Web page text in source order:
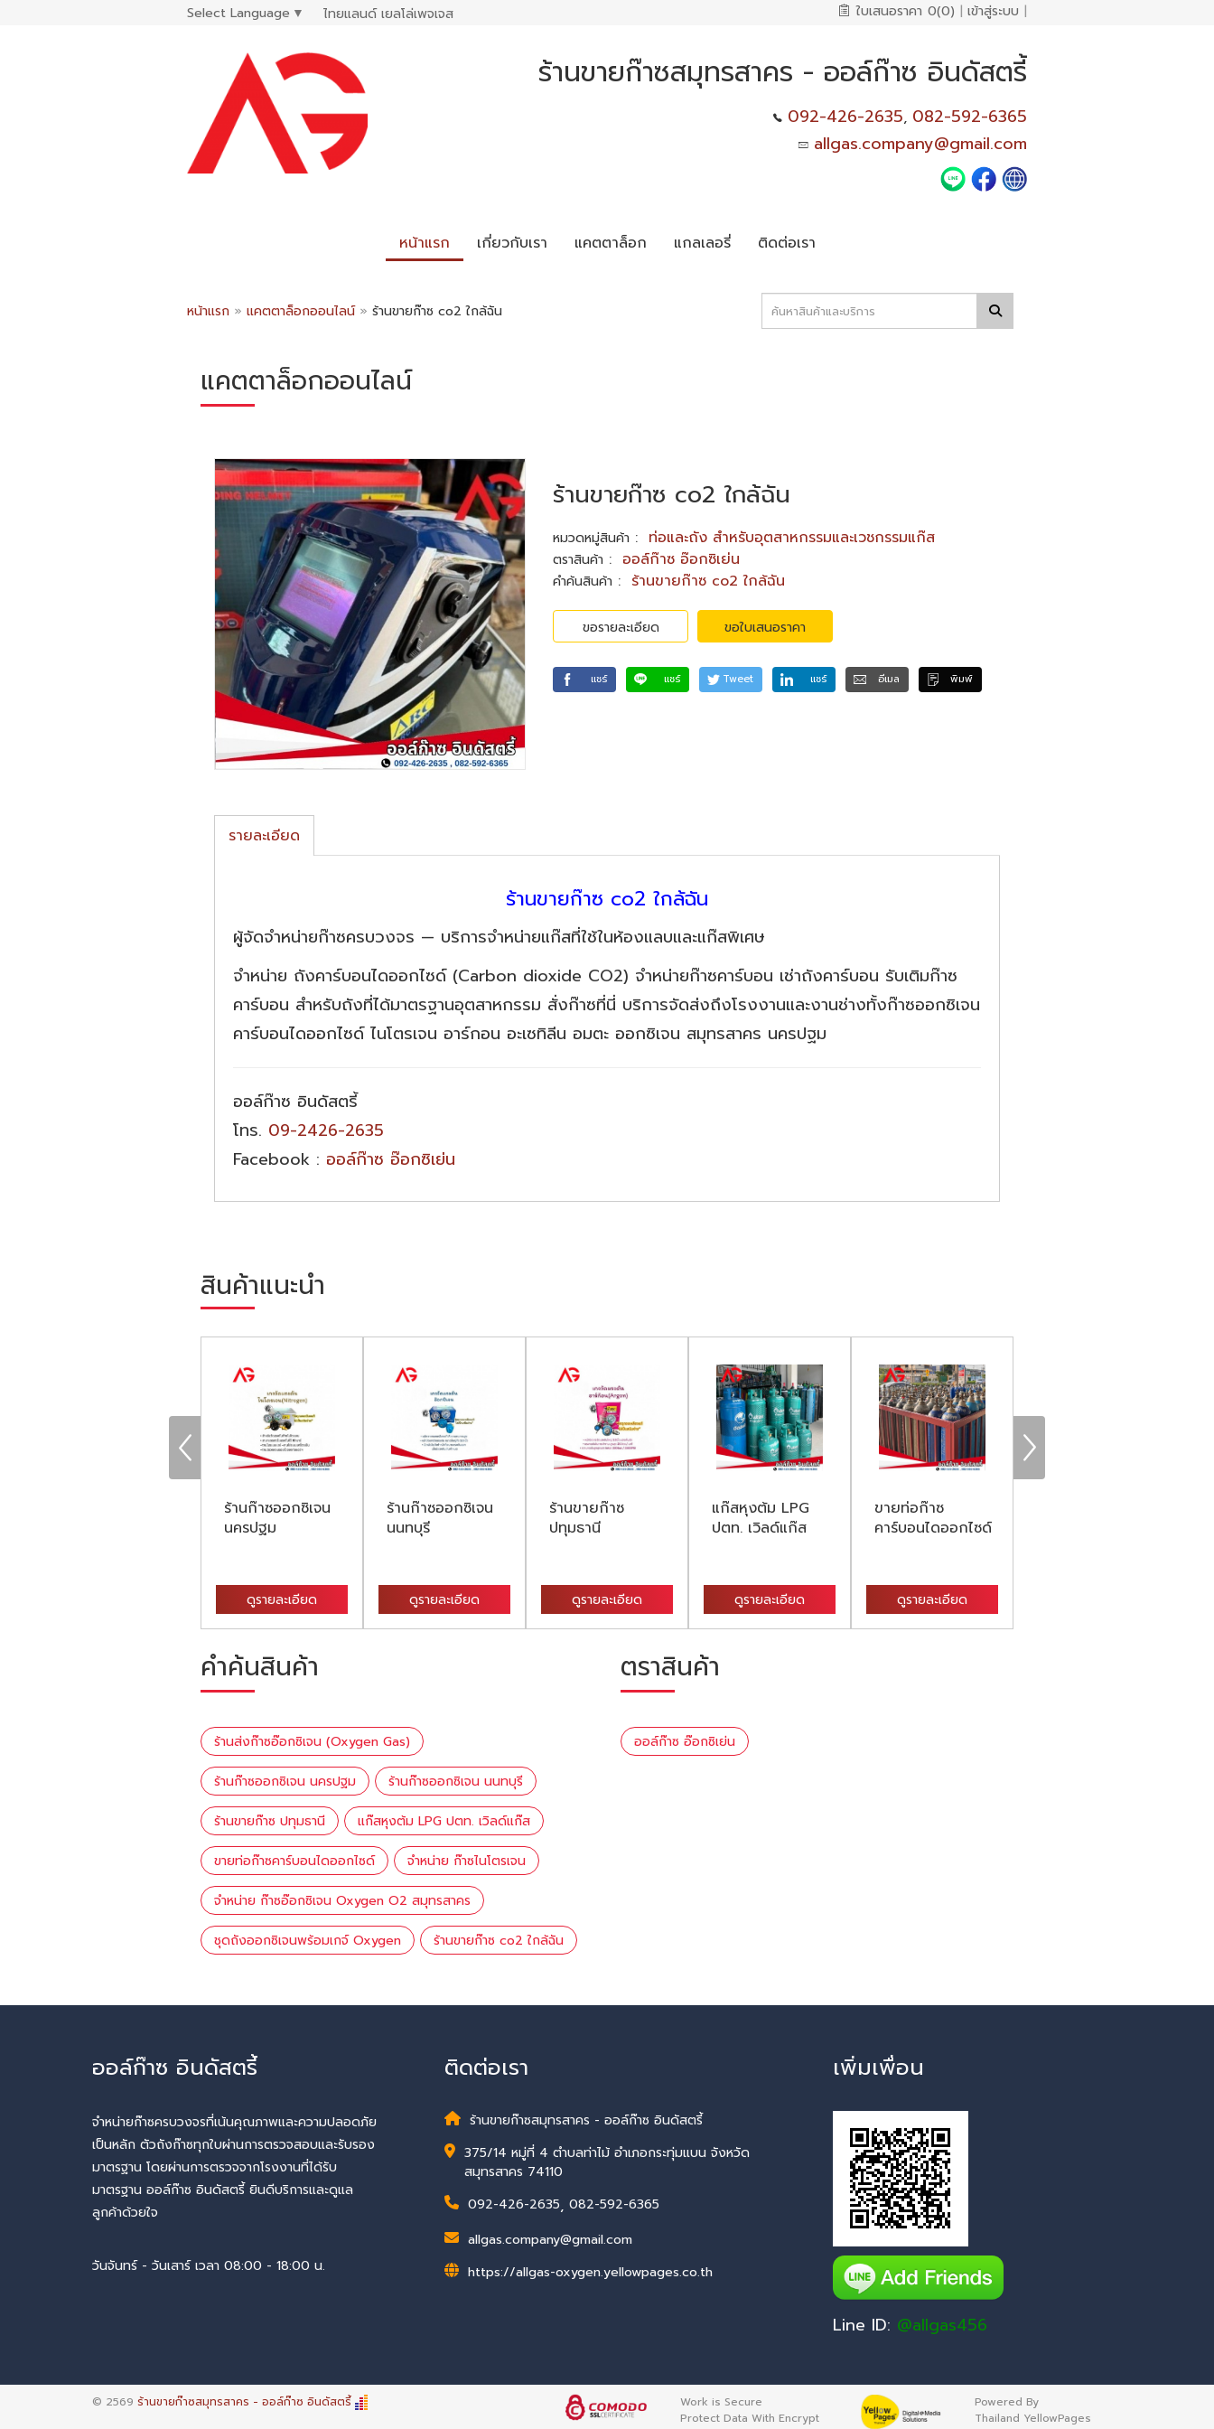
Select Language ▼ ไทยแลนด์ เยลโล่เพจเจส ใบเสนอราคา 0(0) | เข้าสู่ระบบ |
ร้านขายก๊าซสมุทรสาคร - ออล์ก๊าซ อินดัสตรี้
092-426-2635, 082-592-6365
allgas.company@gmail.com
หน้าแรก เกี่ยวกับเรา แคตตาล็อก แกลเลอรี่ ติดต่อเรา
หน้าแรก » แคตตาล็อกออนไลน์ » ร้านขายก๊าซ co2 ใกล้ฉัน
แคตตาล็อกออนไลน์
ร้านขายก๊าซ co2 ใกล้ฉัน
หมวดหมู่สินค้า : ท่อและถัง สำหรับอุตสาหกรรมและเวชกรรมแก๊ส
ตราสินค้า : ออล์ก๊าซ อ๊อกซิเย่น
คำค้นสินค้า : ร้านขายก๊าซ co2 ใกล้ฉัน
ขอรายละเอียด ขอใบเสนอราคา
แชร์ แชร์ Tweet แชร์ อีเมล พิมพ์
รายละเอียด
ร้านขายก๊าซ co2 ใกล้ฉัน
ผู้จัดจำหน่ายก๊าซครบวงจร — บริการจำหน่ายแก๊สที่ใช้ในห้องแลบและแก๊สพิเศษ
จำหน่าย ถังคาร์บอนไดออกไซด์ (Carbon dioxide CO2) จำหน่ายก๊าซคาร์บอน เช่าถังคาร์บอน รับเติมก๊าซ
คาร์บอน สำหรับถังที่ได้มาตรฐานอุตสาหกรรม สั่งก๊าซที่นี่ บริการจัดส่งถึงโรงงานและงานช่างทั้งก๊าซออกซิเจน
คาร์บอนไดออกไซด์ ไนโตรเจน อาร์กอน อะเซทิลีน อมตะ ออกซิเจน สมุทรสาคร นครปฐม
ออล์ก๊าซ อินดัสตรี้
โทร. 09-2426-2635
Facebook : ออล์ก๊าซ อ๊อกซิเย่น
สินค้าแนะนำ
ร้านก๊าซออกซิเจน
นครปฐม
ดูรายละเอียด
ร้านก๊าซออกซิเจน
นนทบุรี
ดูรายละเอียด
ร้านขายก๊าซ
ปทุมธานี
ดูรายละเอียด
แก๊สหุงต้ม LPG
ปตท. เวิลด์แก๊ส
ดูรายละเอียด
ขายท่อก๊าซ
คาร์บอนไดออกไซด์
ดูรายละเอียด
คำค้นสินค้า
ร้านส่งก๊าซอ๊อกซิเจน (Oxygen Gas)
ร้านก๊าซออกซิเจน นครปฐม ร้านก๊าซออกซิเจน นนทบุรี
ร้านขายก๊าซ ปทุมธานี แก๊สหุงต้ม LPG ปตท. เวิลด์แก๊ส
ขายท่อก๊าซคาร์บอนไดออกไซด์ จำหน่าย ก๊าซไนโตรเจน
จำหน่าย ก๊าซอ๊อกซิเจน Oxygen O2 สมุทรสาคร
ชุดถังออกซิเจนพร้อมเกจ์ Oxygen ร้านขายก๊าซ co2 ใกล้ฉัน
ตราสินค้า
ออล์ก๊าซ อ๊อกซิเย่น
ออล์ก๊าซ อินดัสตรี้
จำหน่ายก๊าซครบวงจรที่เน้นคุณภาพและความปลอดภัย
เป็นหลัก ตัวถังก๊าซทุกใบผ่านการตรวจสอบและรับรอง
มาตรฐาน โดยผ่านการตรวจจากโรงงานที่ได้รับ
มาตรฐาน ออล์ก๊าซ อินดัสตรี้ ยินดีบริการและดูแล
ลูกค้าด้วยใจ
วันจันทร์ - วันเสาร์ เวลา 08:00 - 18:00 น.
ติดต่อเรา
ร้านขายก๊าซสมุทรสาคร - ออล์ก๊าซ อินดัสตรี้
375/14 หมู่ที่ 4 ตำบลท่าไม้ อำเภอกระทุ่มแบน จังหวัด
สมุทรสาคร 74110
092-426-2635, 082-592-6365
allgas.company@gmail.com
https://allgas-oxygen.yellowpages.co.th
เพิ่มเพื่อน
Line ID: @allgas456
© 2569 ร้านขายก๊าซสมุทรสาคร - ออล์ก๊าซ อินดัสตรี้
Work is Secure
Protect Data With Encrypt
Powered By
Thailand YellowPages